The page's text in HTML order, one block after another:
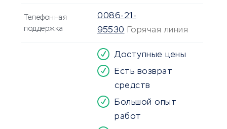
Телефонная
поддержка
0086-21-
95530 Горячая линия
Доступные цены
Есть возврат
средств
Большой опыт
работ